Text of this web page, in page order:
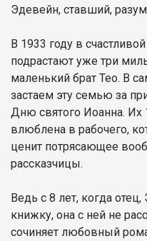
Эдевейн, ставший,
В 1933 году в
подрастают уже три
маленький брат Тео. В
застаем эту семью за
Дню святого Иоанна. Их
влюблена в рабочего,
ценит потрясающее
рассказчицы.
Ведь с 8 лет, когда
книжку, она с ней не
сочиняет любовный